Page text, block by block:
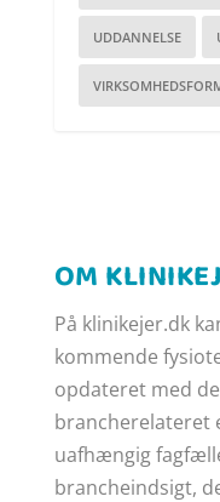
UDDANNELSE
OM
På klinikejer.dk
kommende
opdateret med
brancherelateret
uafhængig
brancheindsigt,